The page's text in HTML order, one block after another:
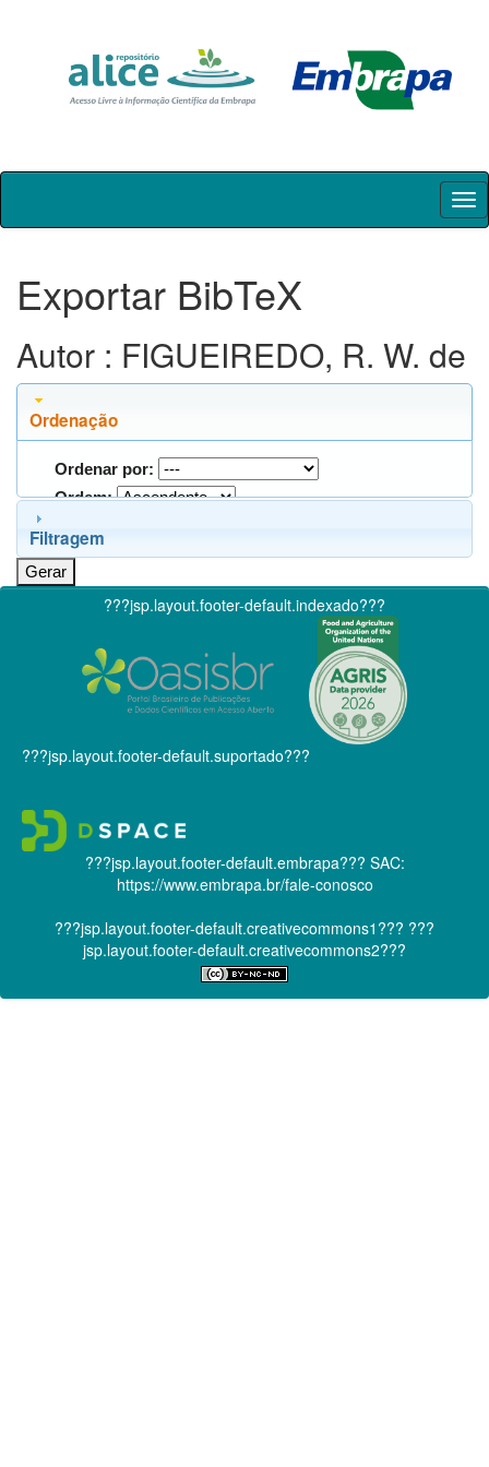
Skip
Exportar BibTeX
Autor : FIGUEIREDO, R. W. de
Ordenação
Ordenar por:
Ordem:
Filtragem
???jsp.layout.footer-default.indexado???
???jsp.layout.footer-default.suportado???
???jsp.layout.footer-default.embrapa??? SAC:
https://www.embrapa.br/fale-conosco
???jsp.layout.footer-default.creativecommons1??? ???
jsp.layout.footer-default.creativecommons2???